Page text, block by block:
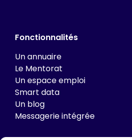
Fonctionnalités
Un annuaire
Le Mentorat
Un espace emploi
Smart data
Un blog
Messagerie intégrée